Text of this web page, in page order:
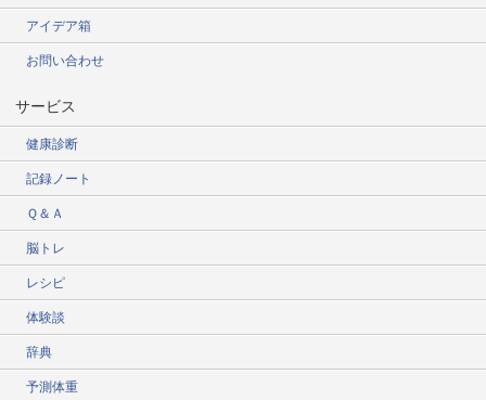
アイデア箱
お問い合わせ
サービス
健康診断
記録ノート
Ｑ＆Ａ
脳トレ
レシピ
体験談
辞典
予測体重